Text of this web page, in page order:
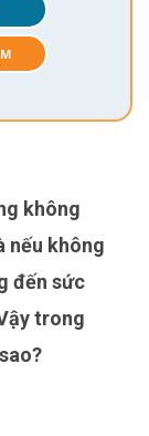
nếu không
đến sức
trong